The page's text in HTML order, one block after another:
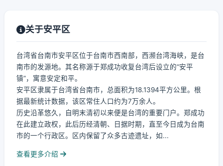
关于安平区
台湾省台南市安平区位于台南市西南部，西濒台湾海峡，是台
南市的发源地。其名称源于郑成功收复台湾后设立的“安平
镇”，寓意安定和平。
安平区隶属于台湾省台南市，总面积为18.1394平方公里。根
据最新统计数据，该区常住人口约为7万余人。
历史沿革悠久，自明末清初以来便是台湾的重要门户。郑成功
在此建立政权，此后历经清朝、日据时期，直至今日成为台南
市的一个行政区。区内保留了众多古迹遗址，如...
查看更多介绍